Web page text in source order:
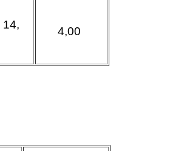
14,
4,00